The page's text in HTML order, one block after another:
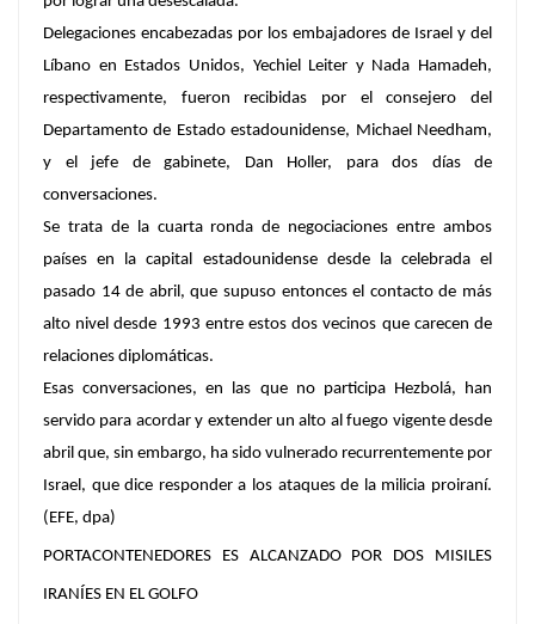
Delegaciones encabezadas por los embajadores de Israel y del
Líbano en Estados Unidos, Yechiel Leiter y Nada Hamadeh,
respectivamente, fueron recibidas por el consejero del
Departamento de Estado estadounidense, Michael Needham,
y el jefe de gabinete, Dan Holler, para dos días de
conversaciones.
Se trata de la cuarta ronda de negociaciones entre ambos
países en la capital estadounidense desde la celebrada el
pasado 14 de abril, que supuso entonces el contacto de más
alto nivel desde 1993 entre estos dos vecinos que carecen de
relaciones diplomáticas.
Esas conversaciones, en las que no participa Hezbolá, han
servido para acordar y extender un alto al fuego vigente desde
abril que, sin embargo, ha sido vulnerado recurrentemente por
Israel, que dice responder a los ataques de la milicia proiraní.
(EFE, dpa)
PORTACONTENEDORES ES ALCANZADO POR DOS MISILES
IRANÍES EN EL GOLFO